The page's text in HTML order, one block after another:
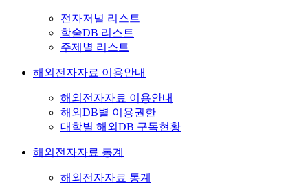
전자저널 리스트
학술DB 리스트
주제별 리스트
해외전자자료 이용안내
해외전자자료 이용안내
해외DB별 이용권한
대학별 해외DB 구독현황
해외전자자료 통계
해외전자자료 통계